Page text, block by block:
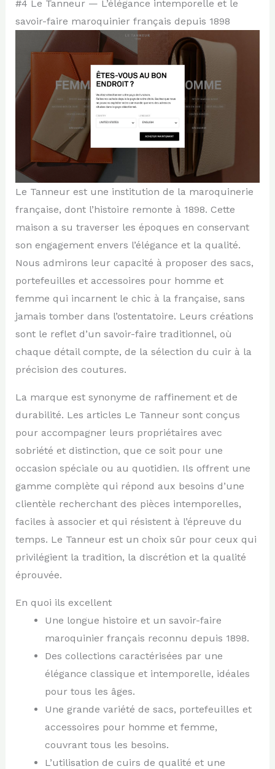
#4 Le Tanneur — L’élégance intemporelle et le
savoir-faire maroquinier français depuis 1898
Le Tanneur est une institution de la maroquinerie
française, dont l’histoire remonte à 1898. Cette
maison a su traverser les époques en conservant
son engagement envers l’élégance et la qualité.
Nous admirons leur capacité à proposer des sacs,
portefeuilles et accessoires pour homme et
femme qui incarnent le chic à la française, sans
jamais tomber dans l’ostentatoire. Leurs créations
sont le reflet d’un savoir-faire traditionnel, où
chaque détail compte, de la sélection du cuir à la
précision des coutures.
La marque est synonyme de raffinement et de
durabilité. Les articles Le Tanneur sont conçus
pour accompagner leurs propriétaires avec
sobriété et distinction, que ce soit pour une
occasion spéciale ou au quotidien. Ils offrent une
gamme complète qui répond aux besoins d’une
clientèle recherchant des pièces intemporelles,
faciles à associer et qui résistent à l’épreuve du
temps. Le Tanneur est un choix sûr pour ceux qui
privilégient la tradition, la discrétion et la qualité
éprouvée.
En quoi ils excellent
Une longue histoire et un savoir-faire
maroquinier français reconnu depuis 1898.
Des collections caractérisées par une
élégance classique et intemporelle, idéales
pour tous les âges.
Une grande variété de sacs, portefeuilles et
accessoires pour homme et femme,
couvrant tous les besoins.
L’utilisation de cuirs de qualité et une